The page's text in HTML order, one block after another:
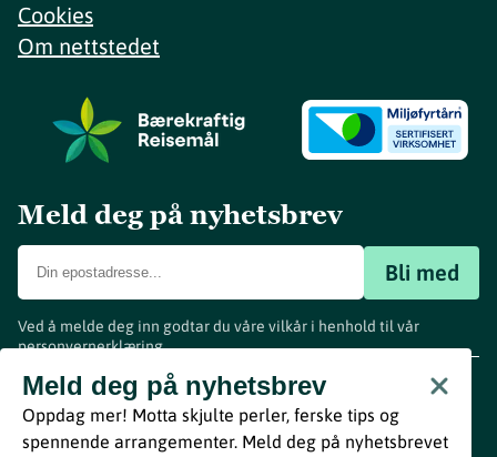
Cookies
Om nettstedet
Meld deg på nyhetsbrev
Bli med
Ved å melde deg inn godtar du våre vilkår i henhold til vår
personvernerklæring.
Meld deg på nyhetsbrev
Oppdag mer! Motta skjulte perler, ferske tips og
spennende arrangementer. Meld deg på nyhetsbrevet
www.visitvestfold.com
Turistinformasjon
Vestfold Fylkeskommune